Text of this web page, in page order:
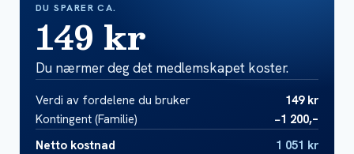
DU SPARER CA.
149 kr
Du nærmer deg det medlemskapet koster.
Verdi av fordelene du bruker
149 kr
Kontingent (Familie) −1 200,–
Netto kostnad
1 051 kr